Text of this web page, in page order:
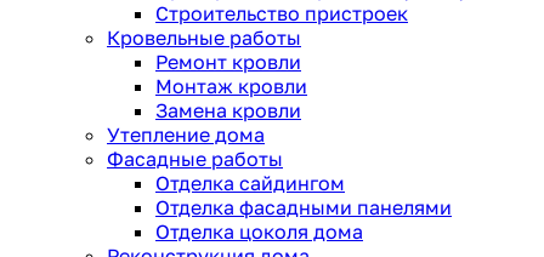
Строительство пристроек
Кровельные работы
Ремонт кровли
Монтаж кровли
Замена кровли
Утепление дома
Фасадные работы
Отделка сайдингом
Отделка фасадными панелями
Отделка цоколя дома